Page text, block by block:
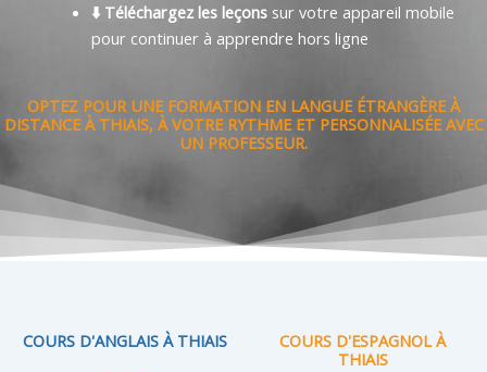
⬇️ Téléchargez les leçonssur votre appareil mobile
pour continuer à apprendre hors ligne
OPTEZ POUR UNE FORMATION EN LANGUE ÉTRANGÈRE À
DISTANCE À THIAIS, À VOTRE RYTHME ET PERSONNALISÉE AVEC
UN PROFESSEUR.
COURS D'ANGLAIS À THIAIS
COURS D'ESPAGNOL À
THIAIS